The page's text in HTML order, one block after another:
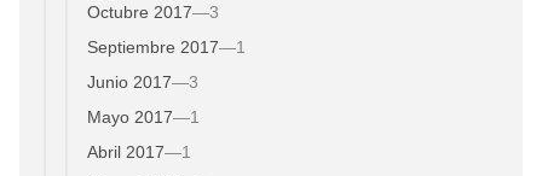
Octubre 2017—3
Septiembre 2017—1
Junio 2017—3
Mayo 2017—1
Abril 2017—1